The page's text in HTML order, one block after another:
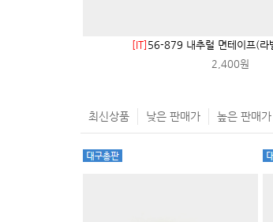
[IT] 56-879 내추럴 면테이프(
2,400원
최신상품 낮은 판매가 높은 판매가